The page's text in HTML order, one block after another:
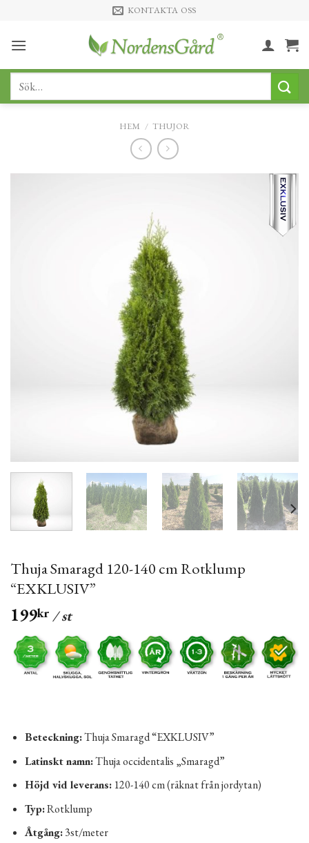
content
KONTAKTA OSS
Sök
HEM / THUJOR
Thuja Smaragd 120-140 cm Rotklump
“EXKLUSIV”
199kr / st
Beteckning:Thuja Smaragd “EXKLUSIV”
Latinskt namn:Thuja occidentalis „Smaragd”
Höjd vid leverans:120-140 cm (räknat från jordytan)
Typ:Rotklump
Åtgång:3st/meter